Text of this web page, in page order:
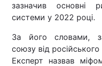
зазначив основні
системи у 2022 році.
За його словами,
союзу від
Експерт назвав